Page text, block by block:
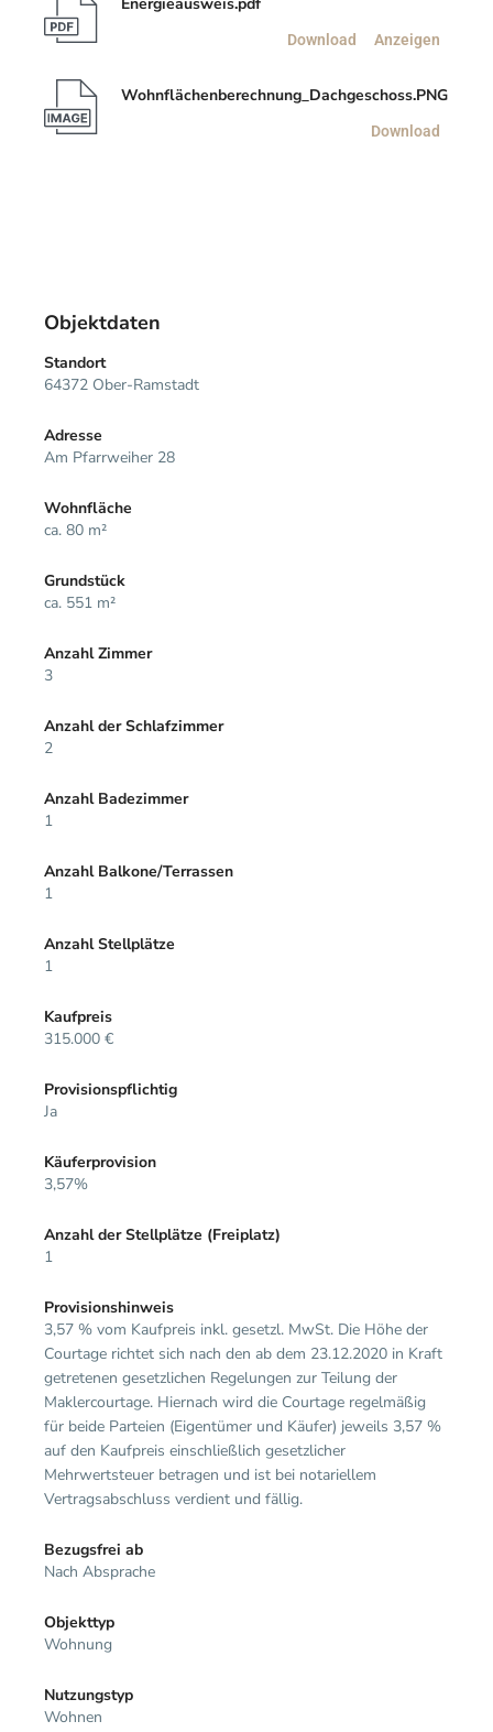
Energieausweis.pdf
Download Anzeigen
Wohnflächenberechnung_Dachgeschoss.PNG
Download
Objektdaten
Standort
64372 Ober-Ramstadt
Adresse
Am Pfarrweiher 28
Wohnfläche
ca. 80 m²
Grundstück
ca. 551 m²
Anzahl Zimmer
3
Anzahl der Schlafzimmer
2
Anzahl Badezimmer
1
Anzahl Balkone/Terrassen
1
Anzahl Stellplätze
1
Kaufpreis
315.000 €
Provisionspflichtig
Ja
Käuferprovision
3,57%
Anzahl der Stellplätze (Freiplatz)
1
Provisionshinweis
3,57 % vom Kaufpreis inkl. gesetzl. MwSt. Die Höhe der
Courtage richtet sich nach den ab dem 23.12.2020 in Kraft
getretenen gesetzlichen Regelungen zur Teilung der
Maklercourtage. Hiernach wird die Courtage regelmäßig
für beide Parteien (Eigentümer und Käufer) jeweils 3,57 %
auf den Kaufpreis einschließlich gesetzlicher
Mehrwertsteuer betragen und ist bei notariellem
Vertragsabschluss verdient und fällig.
Bezugsfrei ab
Nach Absprache
Objekttyp
Wohnung
Nutzungstyp
Wohnen